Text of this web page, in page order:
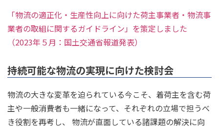
「物流の適正化・生産性向上に向けた荷主事業者・物流事
業者の取組に関するガイドライン」を策定しました
（2023年５月：国土交通省報道発表）
持続可能な物流の実現に向けた検討会
物流の大きな変革を迫られている今こそ、着荷主を含む荷
主や一般消費者も一緒になって、それぞれの立場で担うべ
き役割を再考し、 物流が直面している諸課題の解決に向